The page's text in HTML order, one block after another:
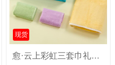
现货
愈·云上彩虹三套巾礼盒-C款DSJ-2303